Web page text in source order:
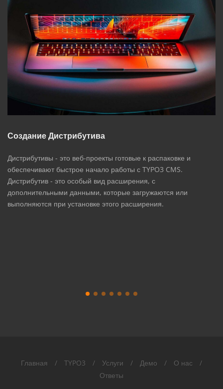
Создание Дистрибутива
Дистрибутивы - это веб-проекты готовые к распаковке и
обеспечивают быстрое начало работы с TYPO3 CMS.
Дистрибутив - это особый вид расширения, с
дополнительными данными, которые загружаются или
выполняются при установке этого расширения.
Главная / TYPO3 / Услуги / Демо / О нас
/
Ответы